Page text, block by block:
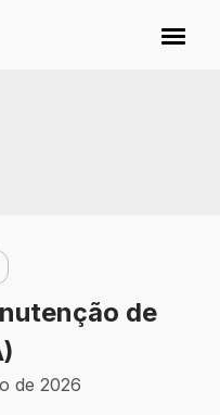
de
de 2026